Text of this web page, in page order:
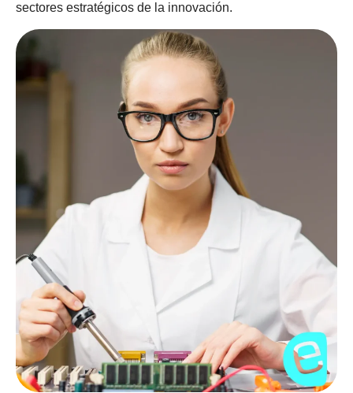
sectores estratégicos de la innovación.